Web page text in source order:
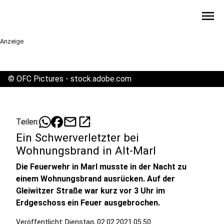
menu
Anzeige
© OFC Pictures - stock.adobe.com
Teilen: mailopen_in_new
Ein Schwerverletzter bei
Wohnungsbrand in Alt-Marl
Die Feuerwehr in Marl musste in der Nacht zu
einem Wohnungsbrand ausrücken. Auf der
Gleiwitzer Straße war kurz vor 3 Uhr im
Erdgeschoss ein Feuer ausgebrochen.
Veröffentlicht: Dienstag, 02.02.2021 05:50